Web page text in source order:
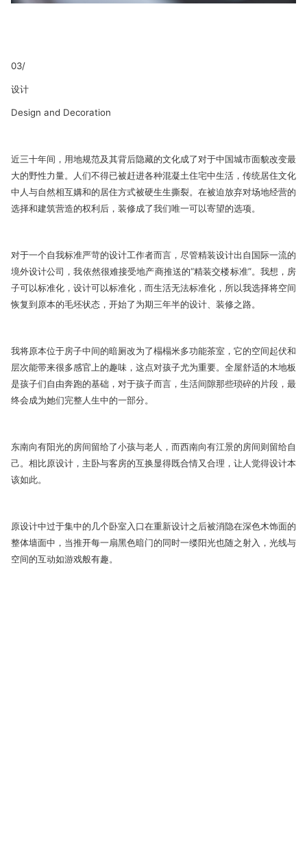
03/
设计
Design and Decoration
近三十年间，用地规范及其背后隐藏的文化成了对于中国城市面貌改变最
大的野性力量。人们不得已被赶进各种混凝土住宅中生活，传统居住文化
中人与自然相互媾和的居住方式被硬生生撕裂。在被迫放弃对场地经营的
选择和建筑营造的权利后，装修成了我们唯一可以寄望的选项。
对于一个自我标准严苛的设计工作者而言，尽管精装设计出自国际一流的
境外设计公司，我依然很难接受地产商推送的“精装交楼标准”。我想，房
子可以标准化，设计可以标准化，而生活无法标准化，所以我选择将空间
恢复到原本的毛坯状态，开始了为期三年半的设计、装修之路。
我将原本位于房子中间的暗厕改为了榻榻米多功能茶室，它的空间起伏和
层次能带来很多感官上的趣味，这点对孩子尤为重要。全屋舒适的木地板
是孩子们自由奔跑的基础，对于孩子而言，生活间隙那些琐碎的片段，最
终会成为她们完整人生中的一部分。
东南向有阳光的房间留给了小孩与老人，而西南向有江景的房间则留给自
己。相比原设计，主卧与客房的互换显得既合情又合理，让人觉得设计本
该如此。
原设计中过于集中的几个卧室入口在重新设计之后被消隐在深色木饰面的
整体墙面中，当推开每一扇黑色暗门的同时一缕阳光也随之射入，光线与
空间的互动如游戏般有趣。